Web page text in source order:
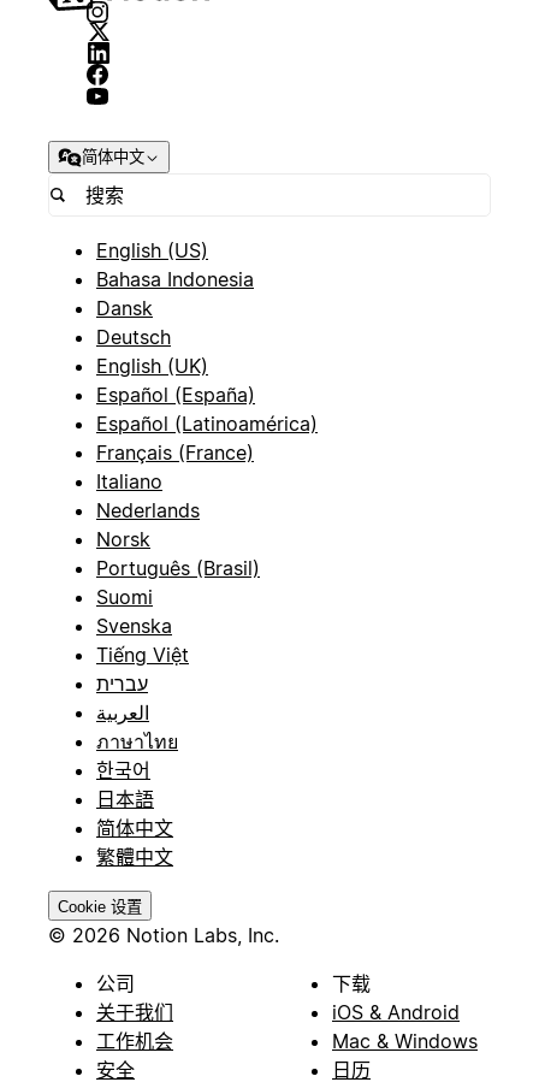
简体中文
English (US)
Bahasa Indonesia
Dansk
Deutsch
English (UK)
Español (España)
Español (Latinoamérica)
Français (France)
Italiano
Nederlands
Norsk
Português (Brasil)
Suomi
Svenska
Tiếng Việt
עברית
العربية
ภาษาไทย
한국어
日本語
简体中文
繁體中文
Cookie 设置
© 2026 Notion Labs, Inc.
公司
关于我们
工作机会
安全
下载
iOS & Android
Mac & Windows
日历